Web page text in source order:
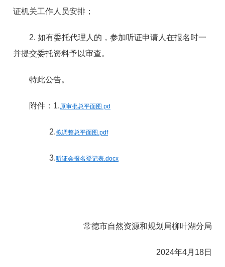
证机关工作人员安排；
2. 如有委托代理人的，参加听证申请人在报名时一
并提交委托资料予以审查。
特此公告。
附件：1.原审批总平面图.pd
2.拟调整总平面图.pdf
3.听证会报名登记表.docx
常德市自然资源和规划局柳叶湖分局
2024年4月18日